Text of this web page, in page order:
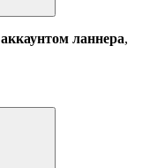
аккаунтом ланнера,